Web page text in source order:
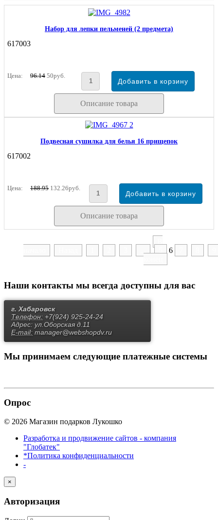
Набор для лепки пельменей (2 предмета)
617003
Цена: 96.14 50руб.
Описание товара
Подвесная сушилка для белья 16 прищепок
617002
Цена: 188.95 132.26руб.
Описание товара
6
Наши контакты мы всегда доступны для вас
г. Хабаровск
Телефон: +7(924) 925-24-24
Адрес: ул.Оборская д.11
E-mail: manager@webshopdv.ru
Мы принимаем следующие платежные системы
Опрос
© 2026 Магазин подарков Лукошко
Разработка и продвижение сайтов - компания
"Глобатек"
*Политика конфиденциальности
-
×
Авторизация